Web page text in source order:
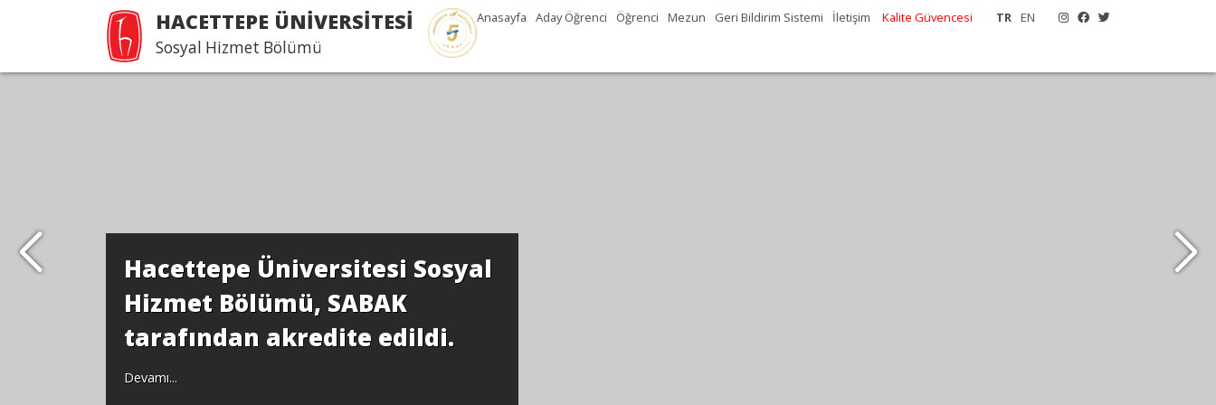
HACETTEPE ÜNİVERSİTESİ
Sosyal Hizmet Bölümü
TR EN
Anasayfa Aday Öğrenci Öğrenci Mezun Geri Bildirim Sistemi İletişim Kalite Güvencesi
Hacettepe Üniversitesi Sosyal
Hizmet Bölümü, SABAK
tarafından akredite edildi.
Devamı...